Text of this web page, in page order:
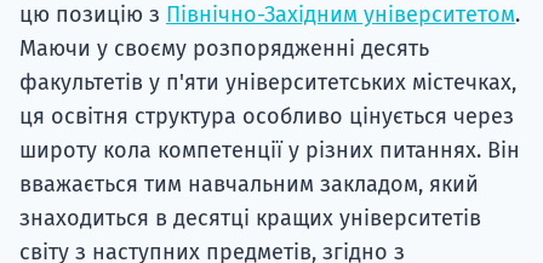
цю позицію з Північно-Західним університетом.
Маючи у своєму розпорядженні десять
факультетів у п'яти університетських містечках,
ця освітня структура особливо цінується через
широту кола компетенції у різних питаннях. Він
вважається тим навчальним закладом, який
знаходиться в десятці кращих університетів
світу з наступних предметів, згідно з